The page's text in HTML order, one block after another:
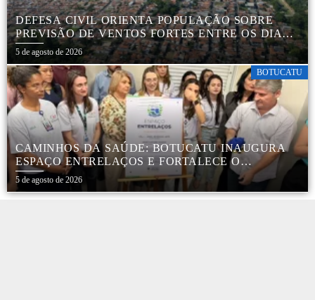
DEFESA CIVIL ORIENTA POPULAÇÃO SOBRE
PREVISÃO DE VENTOS FORTES ENTRE OS DIAS 6
E 9 DE AGOSTO
5 de agosto de 2026
BOTUCATU
CAMINHOS DA SAÚDE: BOTUCATU INAUGURA
ESPAÇO ENTRELAÇOS E FORTALECE O
CUIDADO ESPECIALIZADO COM CRIANÇAS E
FAMÍLIAS
5 de agosto de 2026